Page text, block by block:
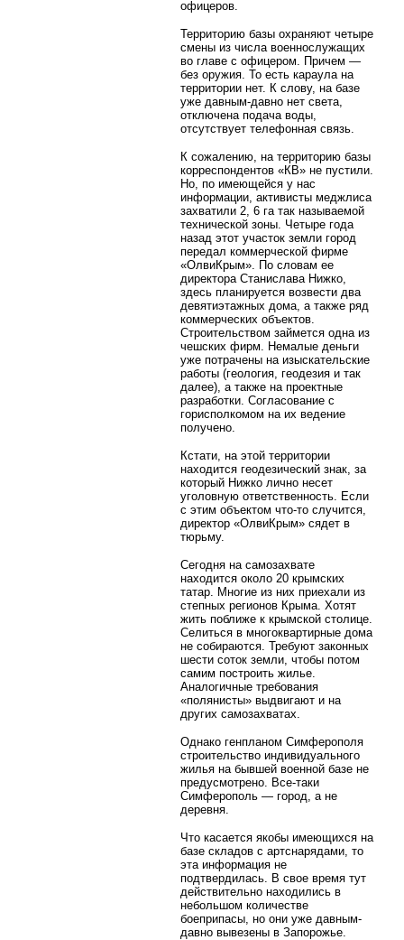
офицеров.
Территорию базы охраняют четыре
смены из числа военнослужащих
во главе с офицером. Причем —
без оружия. То есть караула на
территории нет. К слову, на базе
уже давным-давно нет света,
отключена подача воды,
отсутствует телефонная связь.
К сожалению, на территорию базы
корреспондентов «КВ» не пустили.
Но, по имеющейся у нас
информации, активисты меджлиса
захватили 2, 6 га так называемой
технической зоны. Четыре года
назад этот участок земли город
передал коммерческой фирме
«ОлвиКрым». По словам ее
директора Станислава Нижко,
здесь планируется возвести два
девятиэтажных дома, а также ряд
коммерческих объектов.
Строительством займется одна из
чешских фирм. Немалые деньги
уже потрачены на изыскательские
работы (геология, геодезия и так
далее), а также на проектные
разработки. Согласование с
горисполкомом на их ведение
получено.
Кстати, на этой территории
находится геодезический знак, за
который Нижко лично несет
уголовную ответственность. Если
с этим объектом что-то случится,
директор «ОлвиКрым» сядет в
тюрьму.
Сегодня на самозахвате
находится около 20 крымских
татар. Многие из них приехали из
степных регионов Крыма. Хотят
жить поближе к крымской столице.
Селиться в многоквартирные дома
не собираются. Требуют законных
шести соток земли, чтобы потом
самим построить жилье.
Аналогичные требования
«полянисты» выдвигают и на
других самозахватах.
Однако генпланом Симферополя
строительство индивидуального
жилья на бывшей военной базе не
предусмотрено. Все-таки
Симферополь — город, а не
деревня.
Что касается якобы имеющихся на
базе складов с артснарядами, то
эта информация не
подтвердилась. В свое время тут
действительно находились в
небольшом количестве
боеприпасы, но они уже давным-
давно вывезены в Запорожье.